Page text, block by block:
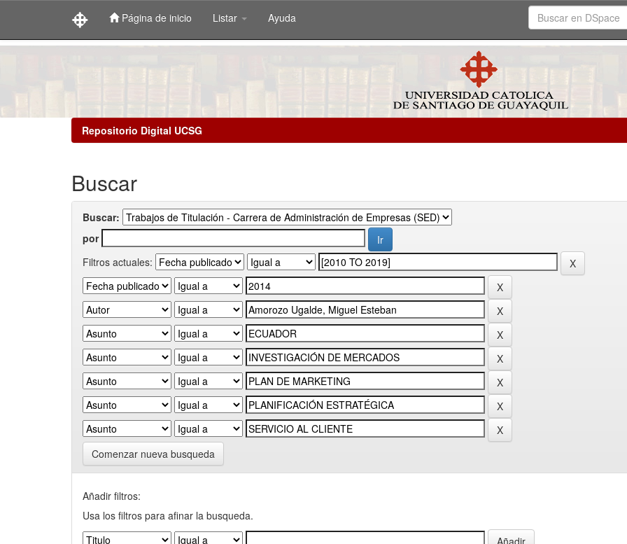
Página de inicio Listar Ayuda
Repositorio Digital UCSG
Buscar
Buscar:
por
Filtros actuales:
Comenzar nueva busqueda
Añadir filtros:
Usa los filtros para afinar la busqueda.